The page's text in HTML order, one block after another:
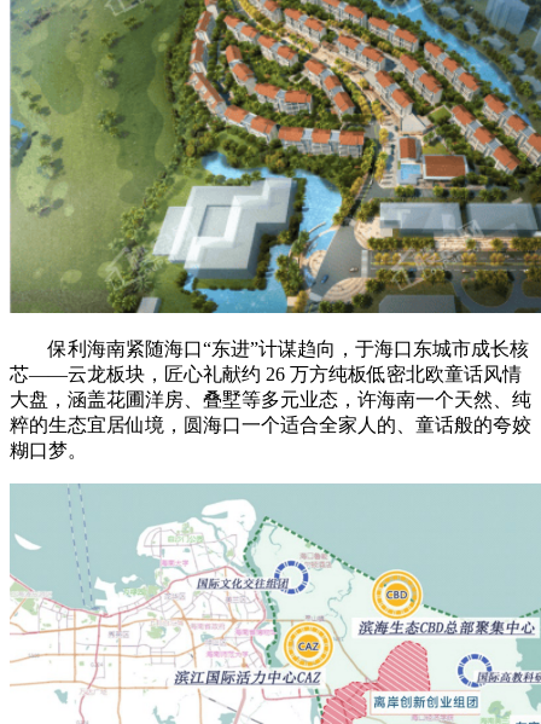
保利海南紧随海口“东进”计谋趋向，于海口东城市成长核
芯——云龙板块，匠心礼献约 26 万方纯板低密北欧童话风情
大盘，涵盖花圃洋房、叠墅等多元业态，许海南一个天然、纯
粹的生态宜居仙境，圆海口一个适合全家人的、童话般的夸姣
糊口梦。